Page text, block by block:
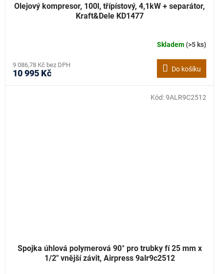
Olejový kompresor, 100l, třípístový, 4,1kW + separátor,
Kraft&Dele KD1477
Skladem(>5 ks)
9 086,78 Kč bez DPH
10 995 Kč Do košíku
Spojka úhlová polymerová 90° pro trubky fí 25 mm x
1/2" vnější závit, Airpress 9alr9c2512
Kód:9ALR9C2512